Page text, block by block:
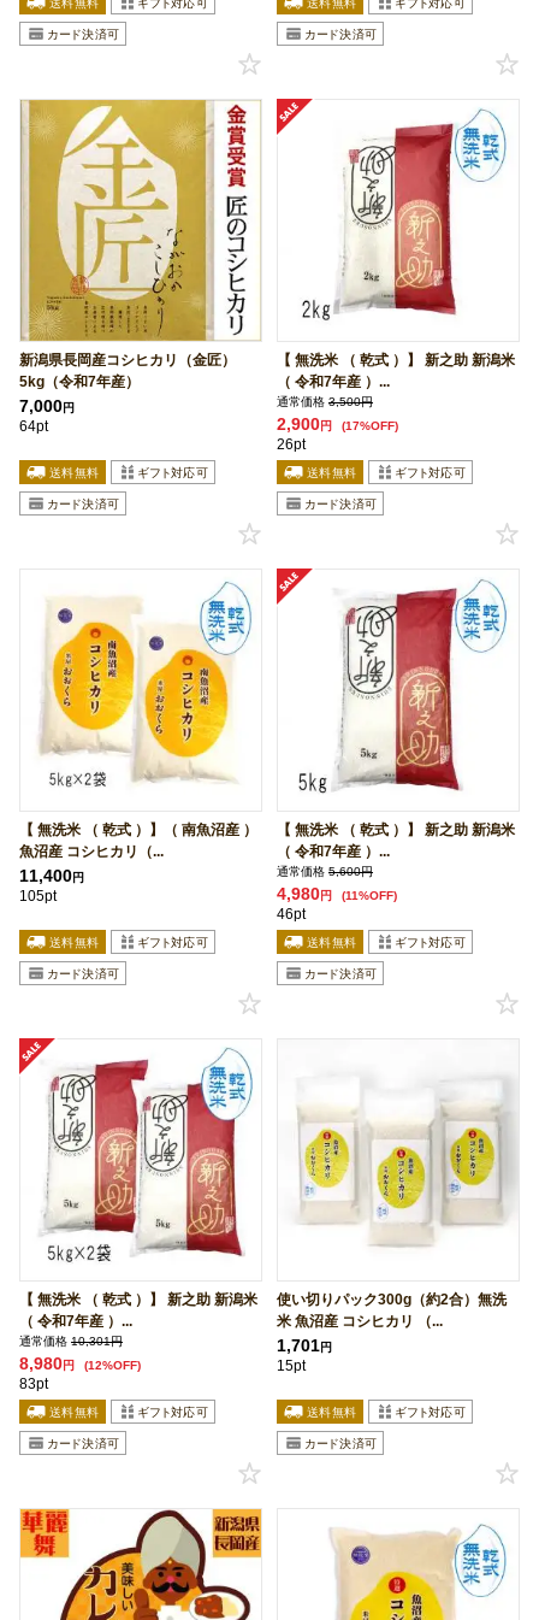
新潟県長岡産コシヒカリ（金匠）
5kg（令和7年産）
7,000円
64pt
【 無洗米 （ 乾式 ）】 新之助 新潟米
（ 令和7年産 ）...
通常価格 3,500円
2,900円 (17%OFF)
26pt
【 無洗米 （ 乾式 ）】（ 南魚沼産 ）
魚沼産 コシヒカリ（...
11,400円
105pt
【 無洗米 （ 乾式 ）】 新之助 新潟米
（ 令和7年産 ）...
通常価格 5,600円
4,980円 (11%OFF)
46pt
【 無洗米 （ 乾式 ）】 新之助 新潟米
（ 令和7年産 ）...
通常価格 10,301円
8,980円 (12%OFF)
83pt
使い切りパック300g（約2合）無洗
米 魚沼産 コシヒカリ （...
1,701円
15pt